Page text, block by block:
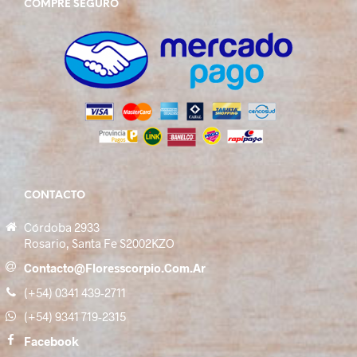
COMPRE SEGURO
CONTACTO
Córdoba 2933
Rosario, Santa Fe S2002KZO
Contacto@floresscorpio.com.ar
(+54) 0341 439-2711
(+54) 9341 719-2315
Facebook